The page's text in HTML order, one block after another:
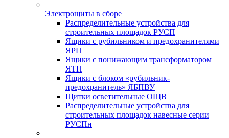
Электрощиты в сборе
Распределительные устройства для
строительных площадок РУСП
Ящики с рубильником и предохранителями
ЯРП
Ящики с понижающим трансформатором
ЯТП
Ящики с блоком «рубильник-
предохранитель» ЯБПВУ
Щитки осветительные ОЩВ
Распределительные устройства для
строительных площадок навесные серии
РУСПн